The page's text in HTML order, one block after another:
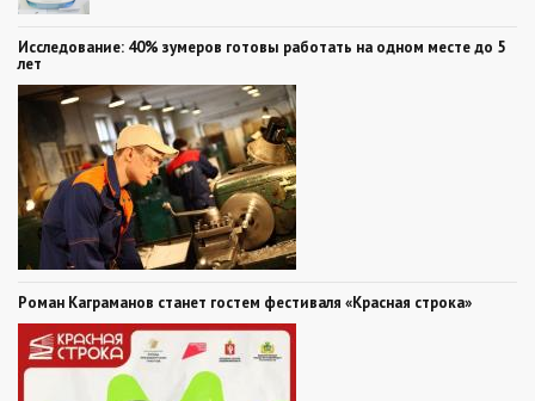
Исследование: 40% зумеров готовы работать на одном месте до 5
лет
Роман Каграманов станет гостем фестиваля «Красная строка»